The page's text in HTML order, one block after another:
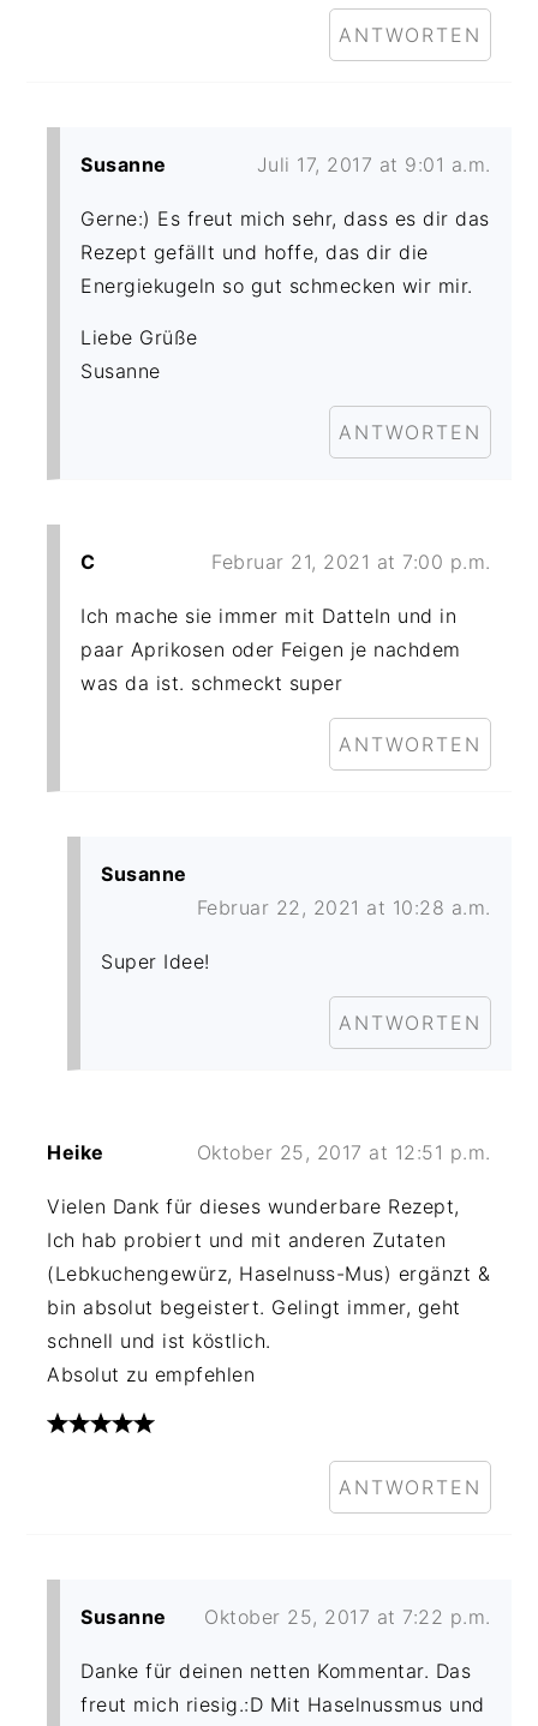
ANTWORTEN
Susanne Juli 17, 2017 at 9:01 a.m.
Gerne:) Es freut mich sehr, dass es dir das
Rezept gefällt und hoffe, das dir die
Energiekugeln so gut schmecken wir mir.
Liebe Grüße
Susanne
ANTWORTEN
C Februar 21, 2021 at 7:00 p.m.
Ich mache sie immer mit Datteln und in
paar Aprikosen oder Feigen je nachdem
was da ist. schmeckt super
ANTWORTEN
Susanne
Februar 22, 2021 at 10:28 a.m.
Super Idee!
ANTWORTEN
Heike Oktober 25, 2017 at 12:51 p.m.
Vielen Dank für dieses wunderbare Rezept,
Ich hab probiert und mit anderen Zutaten
(Lebkuchengewürz, Haselnuss-Mus) ergänzt &
bin absolut begeistert. Gelingt immer, geht
schnell und ist köstlich.
Absolut zu empfehlen
ANTWORTEN
Susanne Oktober 25, 2017 at 7:22 p.m.
Danke für deinen netten Kommentar. Das
freut mich riesig.:D Mit Haselnussmus und